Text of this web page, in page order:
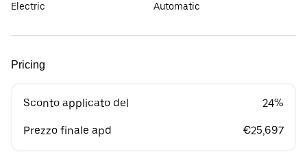
Electric
Automatic
Pricing
Sconto applicato del 24%
Prezzo finale apd €25,697